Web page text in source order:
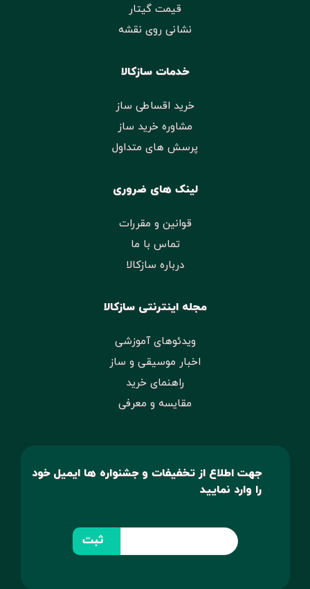
قیمت گیتار
نشانی روی نقشه
خدمات سازکالا
خرید اقساطی ساز
مشاوره خرید ساز
پرسش های متداول
لینک های ضروری
قوانین و مقررات
تماس با ما
درباره سازکالا
مجله اینترنتی سازکالا
ویدئوهای آموزشی
اخبار موسیقی و ساز
راهنمای خرید
مقایسه و معرفی
جهت اطلاع از تخفیفات و جشنواره ها ایمیل خود
را وارد نمایید
ثبت